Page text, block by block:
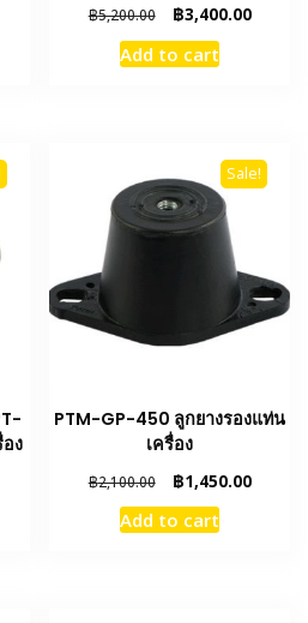
฿5,200.00
Original
price
was:
฿3,400.00Current
Add to cart
ง
Sale!
PTM-GP-450 ลูกยางรองแท่น
เครื่อง
฿2,100.00
Original
price
was:
฿1,450.00Current
Add to cart